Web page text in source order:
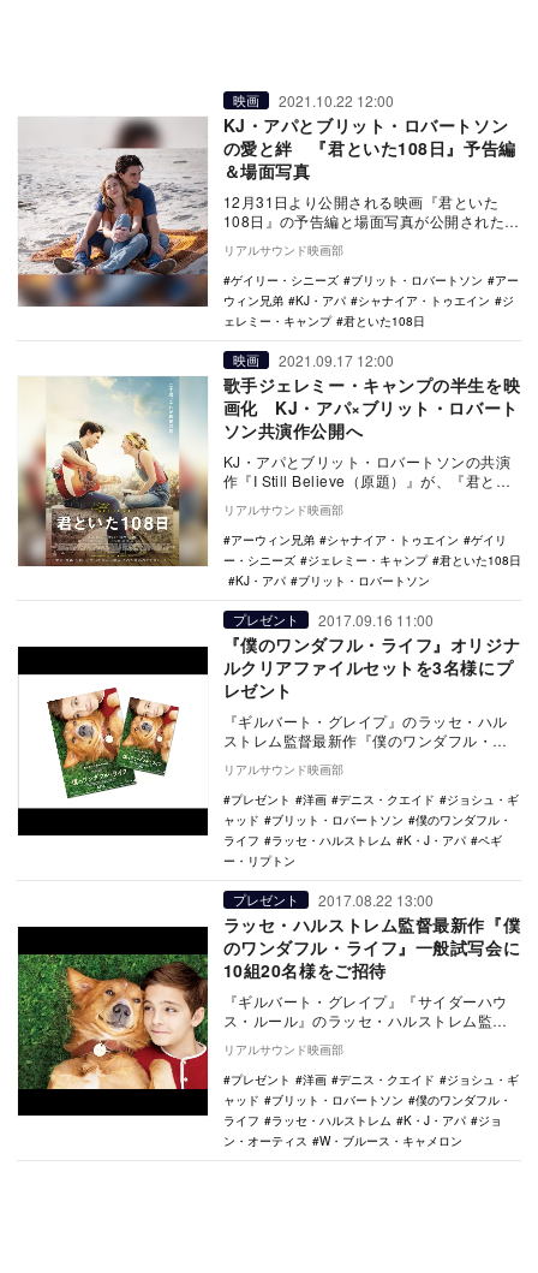
映画 2021.10.22 12:00
KJ・アパとブリット・ロバートソン
の愛と絆 『君といた108日』予告編
＆場面写真
12月31日より公開される映画『君といた
108日』の予告編と場面写真が公開された。
本作は、歌手ジェレミー・キャンプの
半…
リアルサウンド映画部
ゲイリー・シニーズ
ブリット・ロバートソン
アー
ウィン兄弟
KJ・アパ シャナイア・トゥエイン
ジ
ェレミー・キャンプ
君といた108日
映画 2021.09.17 12:00
歌手ジェレミー・キャンプの半生を映
画化 KJ・アパ×ブリット・ロバート
ソン共演作公開へ
KJ・アパとブリット・ロバートソンの共演
作『I Still Believe（原題）』が、『君とい
た108日』の邦題で12月31日…
リアルサウンド映画部
アーウィン兄弟
シャナイア・トゥエイン
ゲイリ
ー・シニーズ
ジェレミー・キャンプ
君といた108日
KJ・アパ
ブリット・ロバートソン
プレゼント 2017.09.16 11:00
『僕のワンダフル・ライフ』オリジナ
ルクリアファイルセットを3名様にプ
レゼント
『ギルバート・グレイプ』のラッセ・ハル
ストレム監督最新作『僕のワンダフル・ラ
イフ』が9月29日に公開される。 本作
は、ニュー…
リアルサウンド映画部
プレゼント
洋画 デニス・クエイド
ジョシュ・ギ
ャッド
ブリット・ロバートソン
僕のワンダフル・
ライフ
ラッセ・ハルストレム K・J・アパ
ペギ
ー・リプトン
プレゼント 2017.08.22 13:00
ラッセ・ハルストレム監督最新作『僕
のワンダフル・ライフ』一般試写会に
10組20名様をご招待
『ギルバート・グレイプ』『サイダーハウ
ス・ルール』のラッセ・ハルストレム監督
最新作『僕のワンダフル・ライフ』が、9月
29日に公開…
リアルサウンド映画部
プレゼント
洋画 デニス・クエイド
ジョシュ・ギ
ャッド
ブリット・ロバートソン
僕のワンダフル・
ライフ
ラッセ・ハルストレム K・J・アパ
ジョ
ン・オーティス
W・ブルース・キャメロン